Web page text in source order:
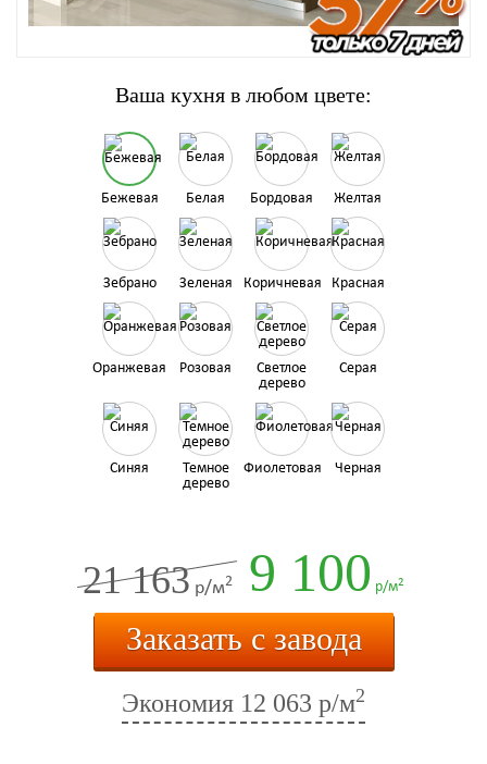
Ваша кухня в любом цвете:
Бежевая Белая Бордовая Желтая
Зебрано Зеленая Коричневая Красная
Оранжевая Розовая
Светлое
дерево
Серая
Синяя
Темное
дерево
Фиолетовая Черная
21 163 р/м2 9 100 р/м2
Заказать с завода
Экономия 12 063 р/м2